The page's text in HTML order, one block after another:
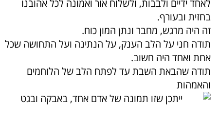
לאחד ידיים ולבבות, ולשלוח אור ואמונה לכל אהובנו
בחזית ובעורף.
זה היה מרגש, מחבר ונתן המון כוח.
תודה חני על הלב הענק, על הנתינה ועל התחושה שכל
אחת ואחד היה חשוב.
תודה שהבאת השבת עד לפתח הלב של הלוחמים
והאמהות